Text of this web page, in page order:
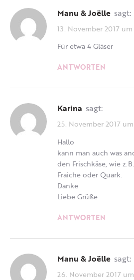
Manu & Joëlle sagt:
13. November 2017
Für etwa 4 Gläser
ANTWORTEN
Karina sagt:
25. November 2017
Hallo
kann man auch was
den Frischkäse, wie
Fraiche oder Quark.
Danke
Liebe Grüße
ANTWORTEN
Manu & Joëlle sagt:
26. November 2017